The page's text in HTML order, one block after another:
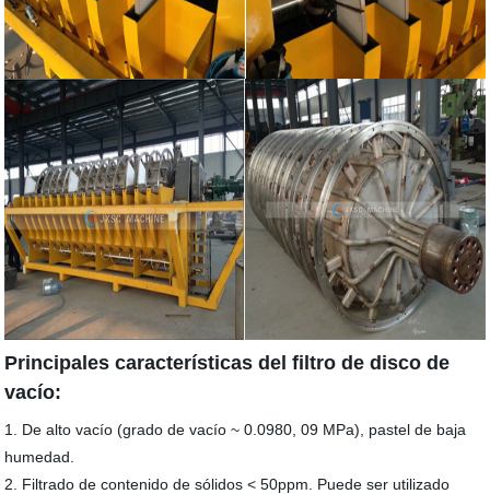
Principales características del filtro de disco de
vacío:
1. De alto vacío (grado de vacío ~ 0.0980, 09 MPa), pastel de baja
humedad.
2. Filtrado de contenido de sólidos < 50ppm. Puede ser utilizado